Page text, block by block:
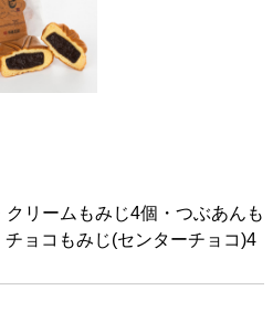
リームもみじ4個・つぶあんも
ョコもみじ(センターチョコ)4